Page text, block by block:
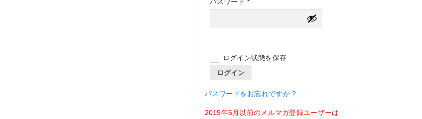
パスワード*
須
ログイン状態を保存
ログイン
パスワードをお忘れですか ?
2019年5月以前のメルマガ登録ユーザーは